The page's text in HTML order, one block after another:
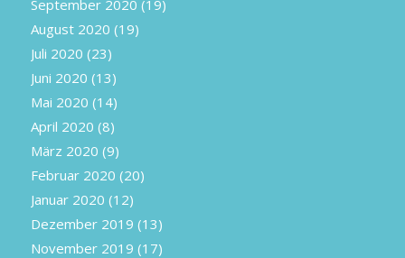
September 2020 (19)
August 2020 (19)
Juli 2020 (23)
Juni 2020 (13)
Mai 2020 (14)
April 2020 (8)
März 2020 (9)
Februar 2020 (20)
Januar 2020 (12)
Dezember 2019 (13)
November 2019 (17)